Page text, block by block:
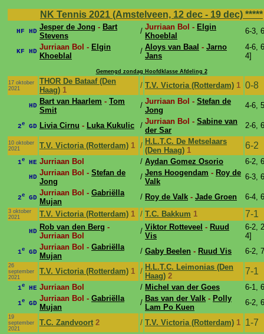
NK Tennis 2021 (Amstelveen, 12 dec - 19 dec) *****
HF HD Jesper de Jong - Bart
Stevens
/ Jurriaan Bol - Elgin
Khoeblal
6-3,
KF HD Jurriaan Bol - Elgin
Khoeblal
/ Aloys van Baal - Jarno
Jans
4-6,
4]
Gemengd zondag Hoofdklasse Afdeling 2
17 oktober
2021
THOR De Bataaf (Den
Haag) 1
/ T.V. Victoria (Rotterdam) 1 0-8
HD Bart van Haarlem - Tom
Smit
/ Jurriaan Bol - Stefan de
Jong
4-6,
2e GD Livia Cirnu - Luka Kukulic / Jurriaan Bol - Sabine van
der Sar
2-6,
10 oktober
2021
T.V. Victoria (Rotterdam) 1 / H.L.T.C. De Metselaars
(Den Haag) 1 6-2
1e HE Jurriaan Bol / Aydan Gomez Osorio 6-2,
HD Jurriaan Bol - Stefan de
Jong
/ Jens Hoogendam - Roy de
Valk
6-3,
2e GD
Jurriaan Bol - Gabriëlla
Mujan
/ Roy de Valk - Jade Groen 6-4,
3 oktober
2021
T.V. Victoria (Rotterdam) 1 / T.C. Bakkum 1 7-1
HD Rob van den Berg -
Jurriaan Bol
/ Viktor Rotteveel - Ruud
Vis
6-2,
4]
1e GD
Jurriaan Bol - Gabriëlla
Mujan
/ Gaby Beelen - Ruud Vis 6-2,
26
september
2021
T.V. Victoria (Rotterdam) 1 / H.L.T.C. Leimonias (Den
Haag) 2 7-1
1e HE Jurriaan Bol / Michel van der Goes 6-1,
1e GD
Jurriaan Bol - Gabriëlla
Mujan
/ Bas van der Valk - Polly
Lam Po Kuen
6-2,
19
september
2021
T.C. Zandvoort 2 / T.V. Victoria (Rotterdam) 1 1-7